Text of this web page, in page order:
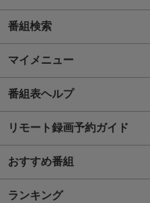
番組検索
マイメニュー
番組表ヘルプ
リモート録画予約ガイド
おすすめ番組
ランキング